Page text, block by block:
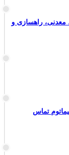
معدنی، راهسازی و
تماس